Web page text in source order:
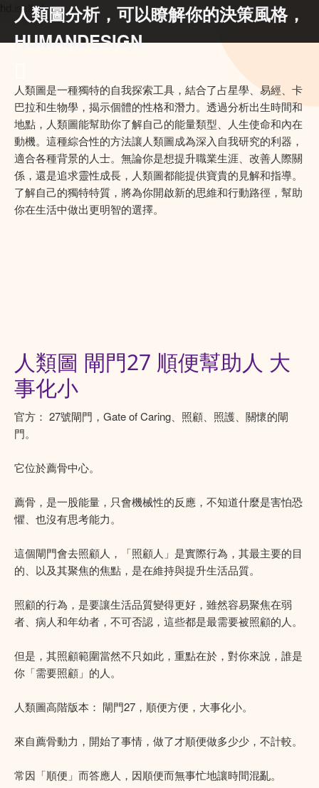
hd.iself.uk
人類圖分析，可以瞭解你的決策風格，
HUMANDESIGN
人類圖是一種獨特的自我探索工具，結合了占星學、易經、卡
巴拉和生物學，揭示個體的性格和潛力。透過分析出生時間和
地點，人類圖能幫助你了解自己的能量類型、人生使命和內在
動機。這種綜合性的方法讓人類圖成為深入自我研究的利器，
適合各種背景的人士。無論你是想提升職業生涯、改善人際關
係，還是追求靈性成長，人類圖都能提供寶貴的見解和指導。
了解自己的獨特特質，將為你開啟新的思維和行動路徑，幫助
你在生活中做出更明智的選擇。
人類圖 閘門27 順便幫助人 大
事化小
官方： 27號閘門，Gate of Caring、照顧、照護、關懷的閘
門。
它位於薦骨中心。
薦骨，是一股能量，只會機械性的反應，不知道什麼是害怕恐
懼、也沒有思考能力。
這個閘門會去照顧人，「照顧人」是實際行為，其最主要的目
的、以及其聚焦的焦點，是在維持與提升生活品質。
照顧的行為，是要讓生活品質變得更好，雖然容易聚焦在弱
者、病人和年幼者，不可否認，這些都是最需要被照顧的人。
但是，其照顧範圍當然不只如此，重點在於，對你來說，誰是
你「需要照顧」的人。
人類圖高階版本： 閘門27，順便方便，大事化小。
來自薦骨動力，開始了事情，做了才順便做多少少，不計較。
常因「順便」而答應人，因順便而無事忙地讓時間混亂。